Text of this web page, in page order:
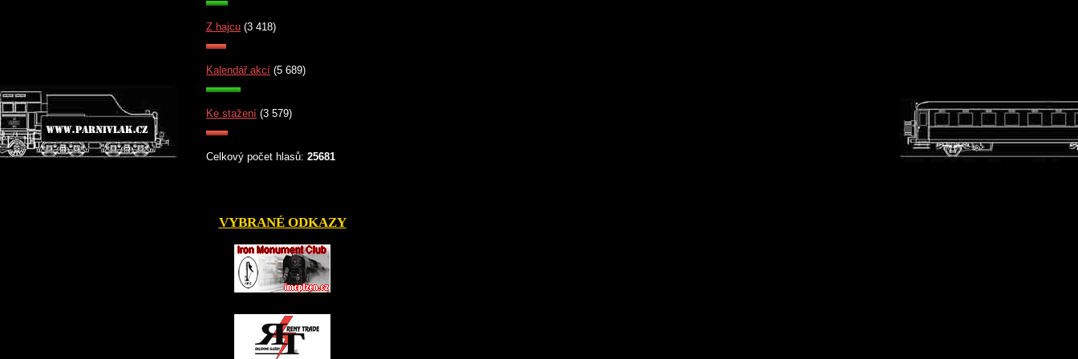
Z hajcu (3 418)
Kalendář akcí (5 689)
Ke stažení (3 579)
Celkový počet hlasů: 25681
VYBRANÉ ODKAZY